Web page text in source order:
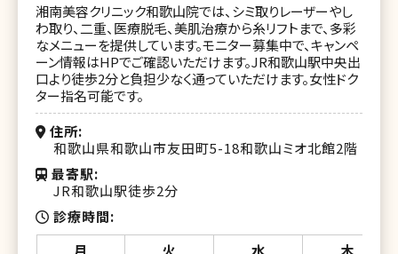
湘南美容クリニック和歌山院では、シミ取りレーザーやし
わ取り、二重、医療脱毛、美肌治療から糸リフトまで、多彩
なメニューを提供しています。モニター募集中で、キャンペ
ーン情報はHPでご確認いただけます。JR和歌山駅中央出
口より徒歩2分と負担少なく通っていただけます。女性ドク
ター指名可能です。
住所
和歌山県和歌山市友田町5-18和歌山ミオ北館2階
最寄駅
JR和歌山駅徒歩2分
診療時間
月
火 水 木